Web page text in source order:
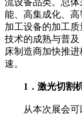
能、高集成化、
加工设备的加工
技术的成熟与普
床制造商加快推
速。
1．激光切割
从本次展会可以